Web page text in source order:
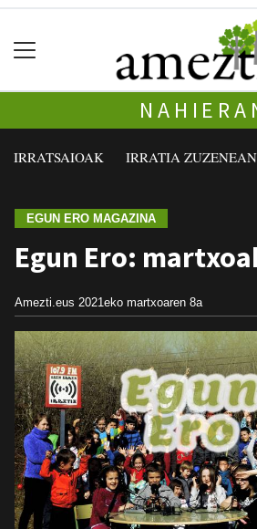
IRRATSAIOAK IRRATIA ZUZENEAN
EGUN ERO MAGAZINA
Egun Ero:
Amezti.eus 2021eko martxoaren 8a